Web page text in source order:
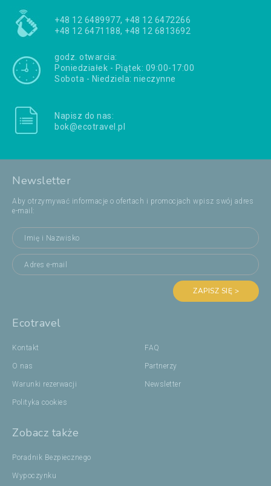
+48 12 6489977, +48 12 6472266
+48 12 6471188, +48 12 6813692
godz. otwarcia:
Poniedziałek - Piątek: 09:00-17:00
Sobota - Niedziela: nieczynne
Napisz do nas:
bok@ecotravel.pl
Newsletter
Aby otrzymywać informacje o ofertach i promocjach wpisz swój adres
e-mail:
ZAPISZ SIĘ >
Ecotravel
Kontakt
O nas
Warunki rezerwacji
Polityka cookies
FAQ
Partnerzy
Newsletter
Zobacz także
Poradnik Bezpiecznego
Wypoczynku